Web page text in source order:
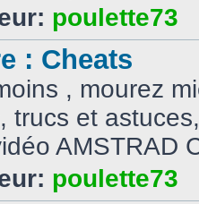
poulette73
: Cheats
, mourez
trucs et
AMSTRAD
poulette73